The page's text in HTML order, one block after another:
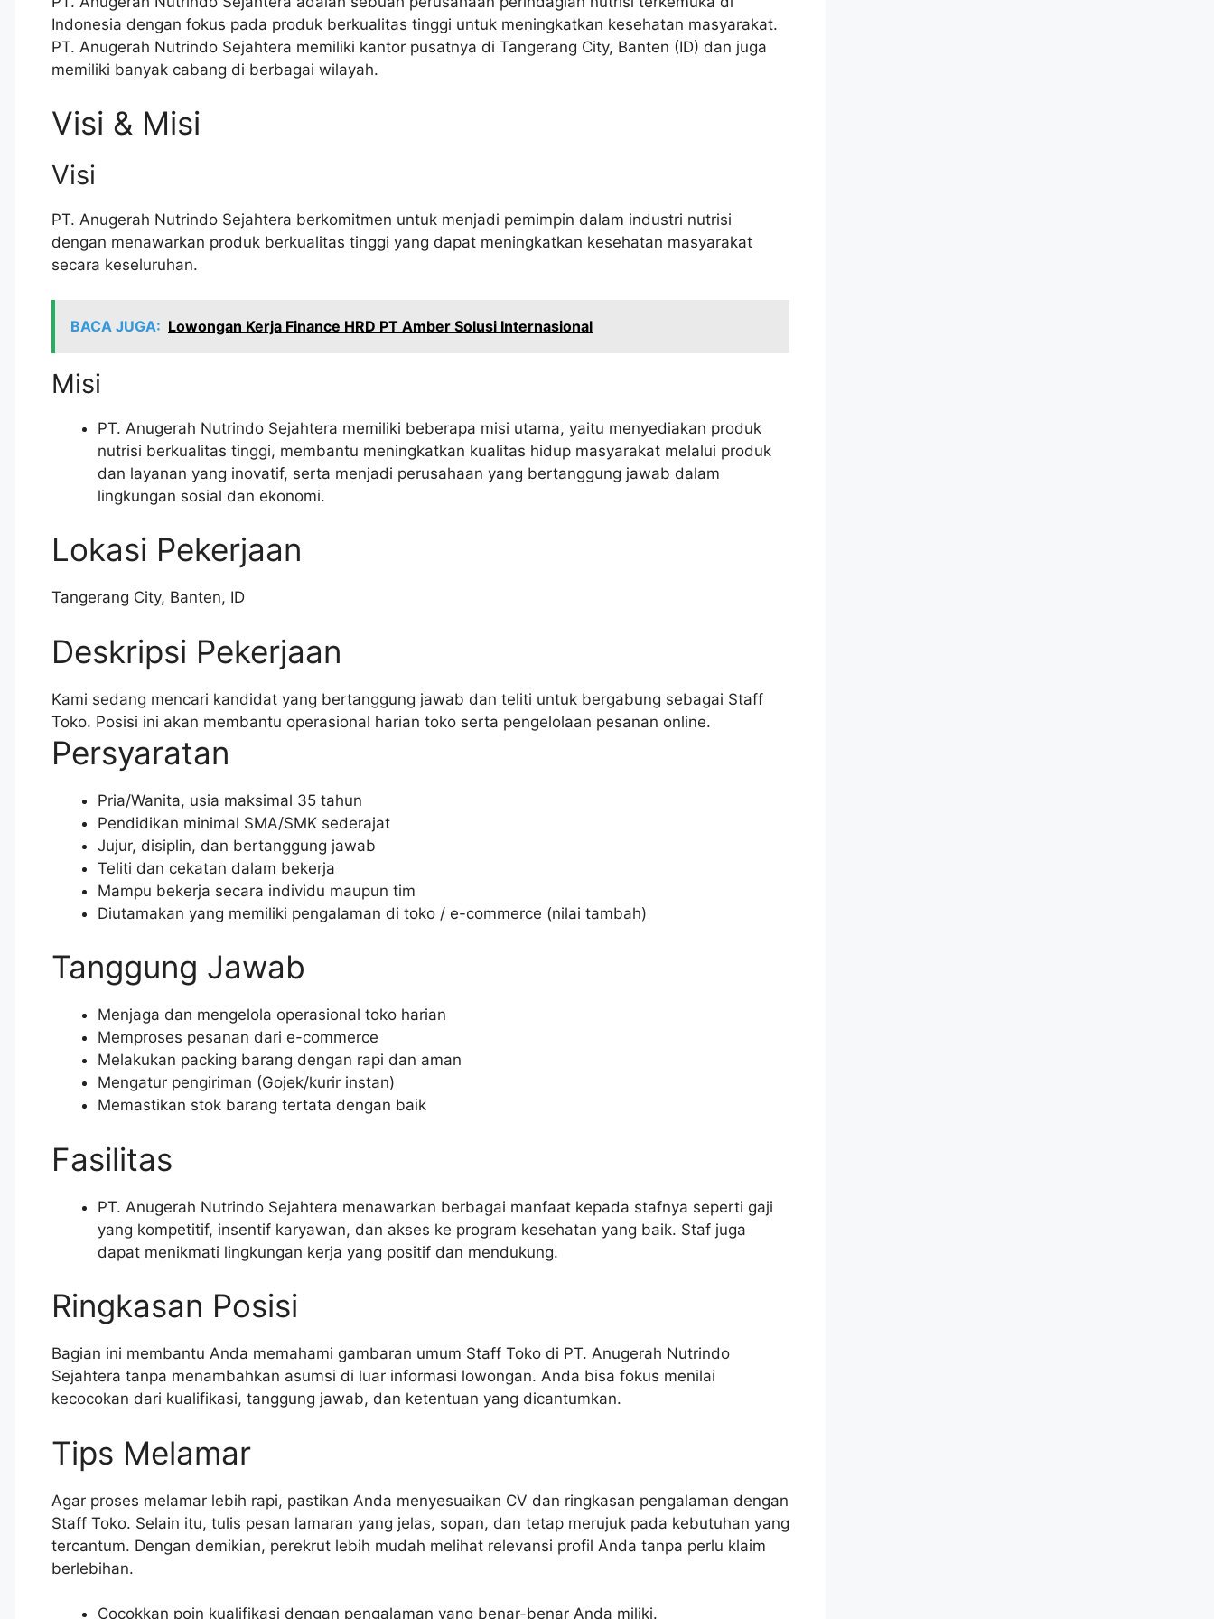
Indonesia dengan fokus pada produk berkualitas tinggi untuk meningkatkan kesehatan masyarakat.
PT. Anugerah Nutrindo Sejahtera memiliki kantor pusatnya di Tangerang City, Banten (ID) dan juga
memiliki banyak cabang di berbagai wilayah.
Visi & Misi
Visi
PT. Anugerah Nutrindo Sejahtera berkomitmen untuk menjadi pemimpin dalam industri nutrisi
dengan menawarkan produk berkualitas tinggi yang dapat meningkatkan kesehatan masyarakat
secara keseluruhan.
BACA JUGA: Lowongan Kerja Finance HRD PT Amber Solusi Internasional
Misi
PT. Anugerah Nutrindo Sejahtera memiliki beberapa misi utama, yaitu menyediakan produk
nutrisi berkualitas tinggi, membantu meningkatkan kualitas hidup masyarakat melalui produk
dan layanan yang inovatif, serta menjadi perusahaan yang bertanggung jawab dalam
lingkungan sosial dan ekonomi.
Lokasi Pekerjaan
Tangerang City, Banten, ID
Deskripsi Pekerjaan
Kami sedang mencari kandidat yang bertanggung jawab dan teliti untuk bergabung sebagai Staff
Toko. Posisi ini akan membantu operasional harian toko serta pengelolaan pesanan online.
Persyaratan
Pria/Wanita, usia maksimal 35 tahun
Pendidikan minimal SMA/SMK sederajat
Jujur, disiplin, dan bertanggung jawab
Teliti dan cekatan dalam bekerja
Mampu bekerja secara individu maupun tim
Diutamakan yang memiliki pengalaman di toko / e-commerce (nilai tambah)
Tanggung Jawab
Menjaga dan mengelola operasional toko harian
Memproses pesanan dari e-commerce
Melakukan packing barang dengan rapi dan aman
Mengatur pengiriman (Gojek/kurir instan)
Memastikan stok barang tertata dengan baik
Fasilitas
PT. Anugerah Nutrindo Sejahtera menawarkan berbagai manfaat kepada stafnya seperti gaji
yang kompetitif, insentif karyawan, dan akses ke program kesehatan yang baik. Staf juga
dapat menikmati lingkungan kerja yang positif dan mendukung.
Ringkasan Posisi
Bagian ini membantu Anda memahami gambaran umum Staff Toko di PT. Anugerah Nutrindo
Sejahtera tanpa menambahkan asumsi di luar informasi lowongan. Anda bisa fokus menilai
kecocokan dari kualifikasi, tanggung jawab, dan ketentuan yang dicantumkan.
Tips Melamar
Agar proses melamar lebih rapi, pastikan Anda menyesuaikan CV dan ringkasan pengalaman dengan
Staff Toko. Selain itu, tulis pesan lamaran yang jelas, sopan, dan tetap merujuk pada kebutuhan yang
tercantum. Dengan demikian, perekrut lebih mudah melihat relevansi profil Anda tanpa perlu klaim
berlebihan.
Cocokkan poin kualifikasi dengan pengalaman yang benar-benar Anda miliki.